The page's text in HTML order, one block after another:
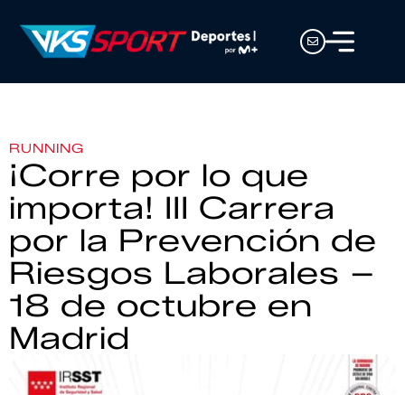
RUNNING
¡Corre por lo que
importa! III Carrera
por la Prevención de
Riesgos Laborales –
18 de octubre en
Madrid